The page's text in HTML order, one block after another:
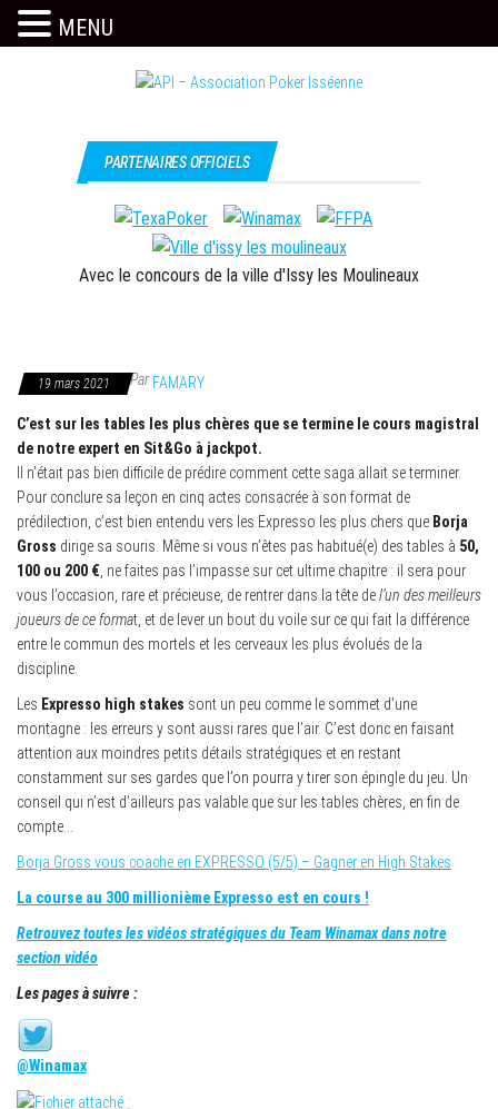
Association
Isséenne
c'est
l'API
PARTENAIRES OFFICIELS
Avec le concours de la ville d'Issy les Moulineaux
19 mars 2021 ParFAMARY
C’est sur les tables les plus chères que se termine le cours magistral
de notre expert en Sit&Go à jackpot.
Il n’était pas bien difficile de prédire comment cette saga allait se terminer.
Pour conclure sa leçon en cinq actes consacrée à son format de
prédilection, c’est bien entendu vers les Expresso les plus chers que Borja
Gross dirige sa souris. Même si vous n’êtes pas habitué(e) des tables à 50,
100 ou 200 € , ne faites pas l’impasse sur cet ultime chapitre : il sera pour
vous l’occasion, rare et précieuse, de rentrer dans la tête del’un des meilleurs
joueurs de ce format, et de lever un bout du voile sur ce qui fait la différence
entre le commun des mortels et les cerveaux les plus évolués de la
discipline.
Les Expresso high stakes sont un peu comme le sommet d’une
montagne : les erreurs y sont aussi rares que l’air. C’est donc en faisant
attention aux moindres petits détails stratégiques et en restant
constamment sur ses gardes que l’on pourra y tirer son épingle du jeu. Un
conseil qui n’est d’ailleurs pas valable que sur les tables chères, en fin de
compte…
Borja Gross vous coache en EXPRESSO (5/5) – Gagner en High Stakes
La course au 300 millionième Expresso est en cours !
Retrouvez toutes les vidéos stratégiques du Team Winamax dans notre
section vidéo
Les pages à suivre :
@Winamax
MENU